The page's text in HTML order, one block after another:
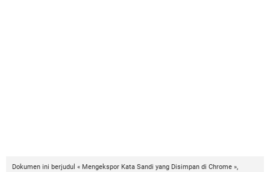
Dokumen ini berjudul « Mengekspor Kata Sandi yang Disimpan di Chrome »,